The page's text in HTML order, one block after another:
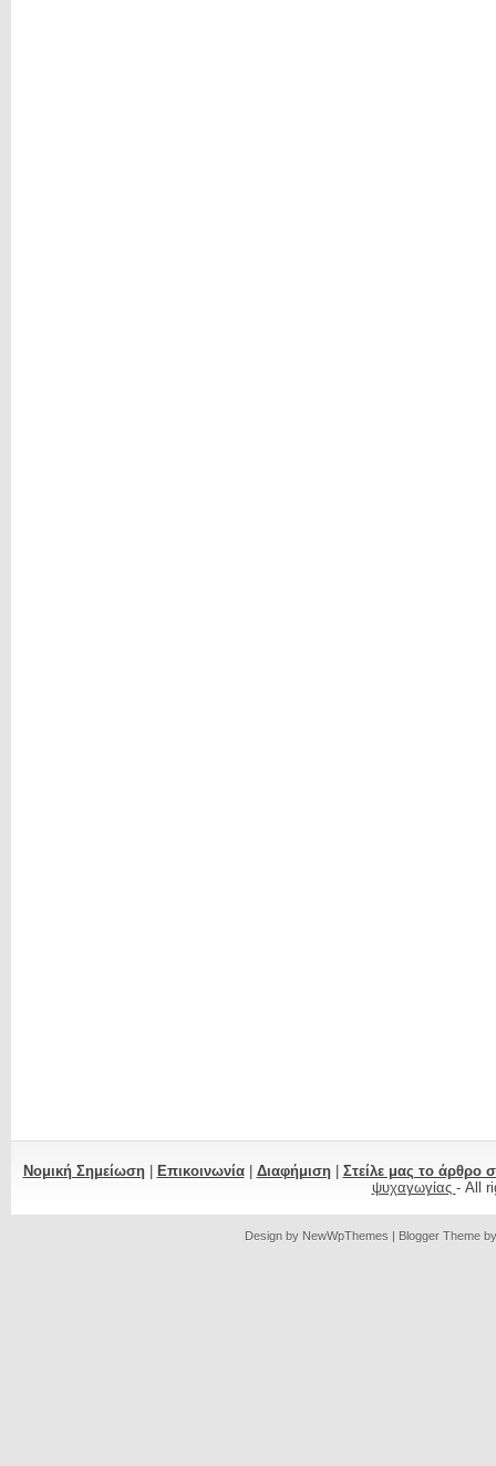
Νομική Σημείωση| Επικοινωνία| Διαφήμιση| Στείλε μας το άρθρο
ψυχαγωγίας - All
Design by NewWpThemes | Blogger Theme